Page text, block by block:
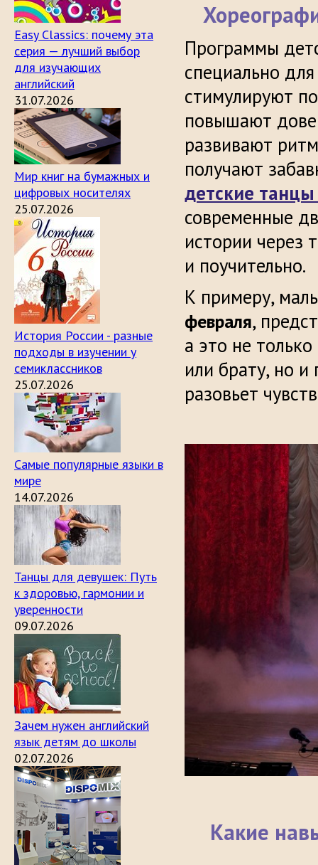
Easy Classics: почему эта
серия — лучший выбор
для изучающих
английский
31.07.2026
Мир книг на бумажных и
цифровых носителях
25.07.2026
История России - разные
подходы в изучении у
семиклассников
25.07.2026
Самые популярные языки в
мире
14.07.2026
Танцы для девушек: Путь
к здоровью, гармонии и
уверенности
09.07.2026
Зачем нужен английский
язык детям до школы
02.07.2026
Программы
специально
стимулируют
повышают
развивают
получают
детские
современные
истории через
и поучительно.
К примеру,
февраля,
а это не
или брату, но и
разовьет
Какие